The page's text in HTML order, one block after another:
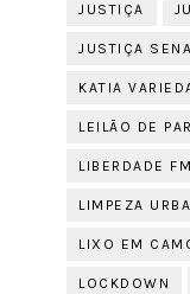
JUSTIÇA
JUSTIÇA
KATIA
LEILÃO DE
LIBERDADE
LIMPEZA
LIXO EM
LOCKDOWN